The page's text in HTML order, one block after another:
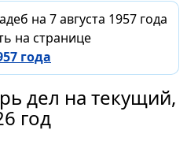
на 7 августа 1957 года
на странице
года
дел на текущий,
год